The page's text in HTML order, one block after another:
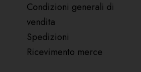
Condizioni generali di
vendita
Spedizioni
Ricevimento merce